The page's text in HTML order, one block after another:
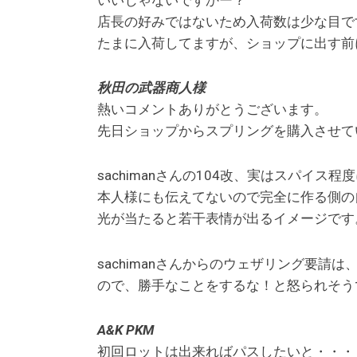
店長の好みではないため入荷数は少な目
たまに入荷してますが、ショップに出す
秋田の武器商人様
熱いコメントありがとうございます。
先日ショップからスプリングを購入させ
sachimanさんの104改、実はスパイス程
本人様にも伝えてないので完全に作る側
光が当たると若干表情が出るイメージで
sachimanさんからのウェザリング要請は
ので、勝手なことをするな！と怒られそ
A&K PKM
初回ロットは出来ればパスしたいと・・・